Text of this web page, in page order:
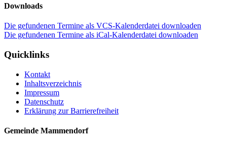
Downloads
Die gefundenen Termine als VCS-Kalenderdatei downloaden
Die gefundenen Termine als iCal-Kalenderdatei downloaden
Quicklinks
Kontakt
Inhaltsverzeichnis
Impressum
Datenschutz
Erklärung zur Barrierefreiheit
Gemeinde Mammendorf